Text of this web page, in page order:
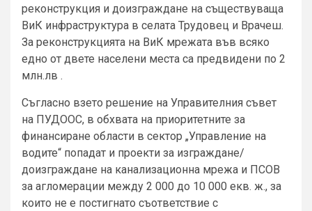
реконструкция и доизграждане на съществуваща
ВиК инфраструктура в селата Трудовец и Врачеш.
За реконструкцията на ВиК мрежата във всяко
едно от двете населени места са предвидени по 2
млн.лв .
Съгласно взето решение на Управителния съвет
на ПУДООС, в обхвата на приоритетните за
финансиране области в сектор „Управление на
водите“ попадат и проекти за изграждане/
доизграждане на канализационна мрежа и ПСОВ
за агломерации между 2 000 до 10 000 екв. ж., за
които не е постигнато съответствие с